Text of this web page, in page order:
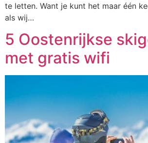
te letten. Want je kunt het maar één
als wij…
5 Oostenrijkse
met gratis wifi